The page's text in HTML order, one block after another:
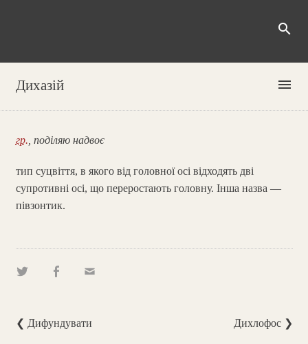
search
Дихазій menu
гр. , поділяю надвоє
тип суцвіття, в якого від головної осі відходять дві
супротивні осі, що переростають головну. Інша назва —
півзонтик.
❮ Дифундувати Дихлофос ❯